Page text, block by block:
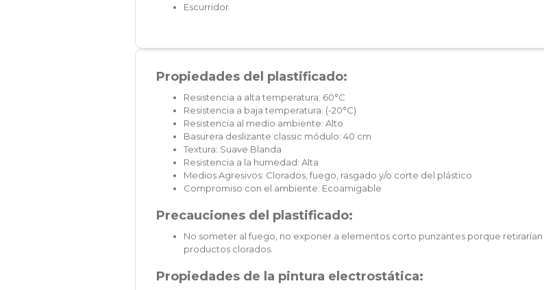
Escurridor
Propiedades del plastificado:
Resistencia a alta temperatura: 60°C
Resistencia a baja temperatura: (-20°C)
Resistencia al medio ambiente: Alto
Basurera deslizante classic módulo: 40 cm
Textura: Suave Blanda
Resistencia a la humedad: Alta
Medios Agresivos: Clorados, fuego, rasgado y/o corte del plástico
Compromiso con el ambiente: Ecoamigable
Precauciones del plastificado:
No someter al fuego, no exponer a elementos corto punzantes porque
productos clorados.
Propiedades de la pintura electrostática: